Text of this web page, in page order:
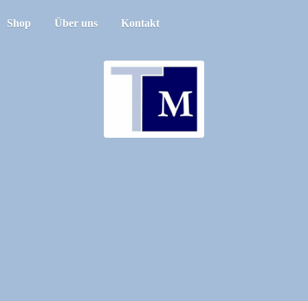
Shop Über uns Kontakt